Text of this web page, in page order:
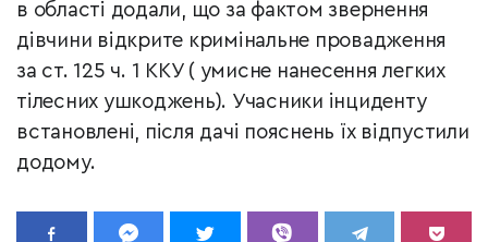
в області додали, що за фактом звернення
дівчини відкрите кримінальне провадження
за ст. 125 ч. 1 ККУ ( умисне нанесення легких
тілесних ушкоджень). Учасники інциденту
встановлені, після дачі пояснень їх відпустили
додому.